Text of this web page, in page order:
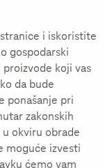
i iskoristite
gospodarski
koji vas
da bude
ponašanje pri
zakonskih
okviru obrade
moguće izvesti
ćemo vam